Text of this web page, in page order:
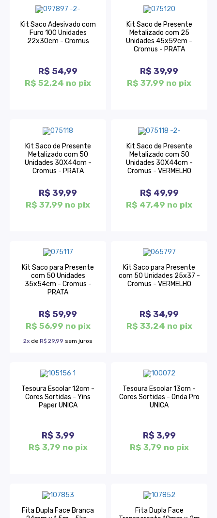
Kit Saco Adesivado com
Furo 100 Unidades
22x30cm - Cromus
R$ 54,99
R$ 52,24 no pix
Kit Saco de Presente
Metalizado com 25
Unidades 45x59cm -
Cromus - PRATA
R$ 39,99
R$ 37,99 no pix
Kit Saco de Presente
Metalizado com 50
Unidades 30X44cm -
Cromus - PRATA
R$ 39,99
R$ 37,99 no pix
Kit Saco de Presente
Metalizado com 50
Unidades 30X44cm -
Cromus - VERMELHO
R$ 49,99
R$ 47,49 no pix
Kit Saco para Presente
com 50 Unidades
35x54cm - Cromus -
PRATA
R$ 59,99
R$ 56,99 no pix
2x de R$ 29,99 sem juros
Kit Saco para Presente
com 50 Unidades 25x37 -
Cromus - VERMELHO
R$ 34,99
R$ 33,24 no pix
Tesoura Escolar 12cm -
Cores Sortidas - Yins
Paper UNICA
R$ 3,99
R$ 3,79 no pix
Tesoura Escolar 13cm -
Cores Sortidas - Onda Pro
UNICA
R$ 3,99
R$ 3,79 no pix
Fita Dupla Face Branca
Fita Dupla Face